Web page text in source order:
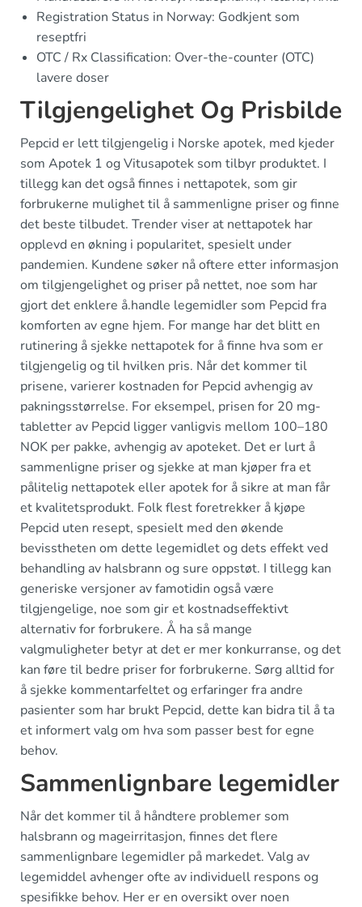
Registration Status in Norway: Godkjent som
reseptfri
OTC / Rx Classification: Over-the-counter (OTC)
lavere doser
Tilgjengelighet Og Prisbilde
Pepcid er lett tilgjengelig i Norske apotek, med kjeder
som Apotek 1 og Vitusapotek som tilbyr produktet. I
tillegg kan det også finnes i nettapotek, som gir
forbrukerne mulighet til å sammenligne priser og finne
det beste tilbudet. Trender viser at nettapotek har
opplevd en økning i popularitet, spesielt under
pandemien. Kundene søker nå oftere etter informasjon
om tilgjengelighet og priser på nettet, noe som har
gjort det enklere å.handle legemidler som Pepcid fra
komforten av egne hjem. For mange har det blitt en
rutinering å sjekke nettapotek for å finne hva som er
tilgjengelig og til hvilken pris. Når det kommer til
prisene, varierer kostnaden for Pepcid avhengig av
pakningsstørrelse. For eksempel, prisen for 20 mg-
tabletter av Pepcid ligger vanligvis mellom 100–180
NOK per pakke, avhengig av apoteket. Det er lurt å
sammenligne priser og sjekke at man kjøper fra et
pålitelig nettapotek eller apotek for å sikre at man får
et kvalitetsprodukt. Folk flest foretrekker å kjøpe
Pepcid uten resept, spesielt med den økende
bevisstheten om dette legemidlet og dets effekt ved
behandling av halsbrann og sure oppstøt. I tillegg kan
generiske versjoner av famotidin også være
tilgjengelige, noe som gir et kostnadseffektivt
alternativ for forbrukere. Å ha så mange
valgmuligheter betyr at det er mer konkurranse, og det
kan føre til bedre priser for forbrukerne. Sørg alltid for
å sjekke kommentarfeltet og erfaringer fra andre
pasienter som har brukt Pepcid, dette kan bidra til å ta
et informert valg om hva som passer best for egne
behov.
Sammenlignbare legemidler
Når det kommer til å håndtere problemer som
halsbrann og mageirritasjon, finnes det flere
sammenlignbare legemidler på markedet. Valg av
legemiddel avhenger ofte av individuell respons og
spesifikke behov. Her er en oversikt over noen